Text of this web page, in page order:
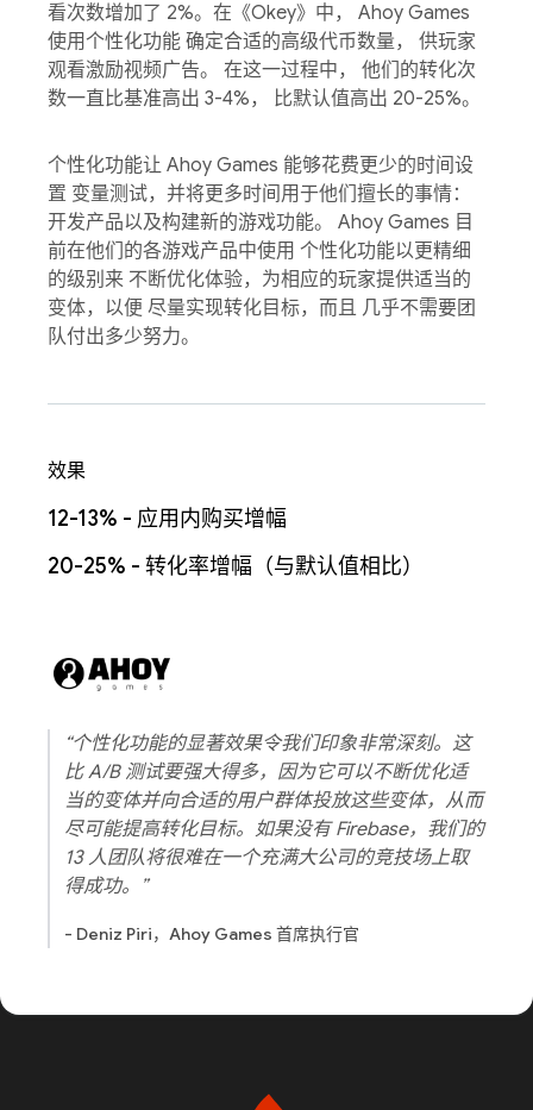
看次数增加了 2%。在《Okey》中， Ahoy Games
使用个性化功能 确定合适的高级代币数量， 供玩家
观看激励视频广告。 在这一过程中， 他们的转化次
数一直比基准高出 3-4%， 比默认值高出 20-25%。
个性化功能让 Ahoy Games 能够花费更少的时间设
置 变量测试，并将更多时间用于他们擅长的事情：
开发产品以及构建新的游戏功能。 Ahoy Games 目
前在他们的各游戏产品中使用 个性化功能以更精细
的级别来 不断优化体验，为相应的玩家提供适当的
变体，以便 尽量实现转化目标，而且 几乎不需要团
队付出多少努力。
效果
12-13% - 应用内购买增幅
20-25% - 转化率增幅（与默认值相比）
“个性化功能的显著效果令我们印象非常深刻。这
比 A/B 测试要强大得多，因为它可以不断优化适
当的变体并向合适的用户群体投放这些变体，从而
尽可能提高转化目标。如果没有 Firebase，我们的
13 人团队将很难在一个充满大公司的竞技场上取
得成功。”
- Deniz Piri，Ahoy Games 首席执行官